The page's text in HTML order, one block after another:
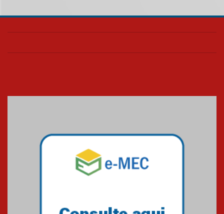
realizará nova edição da Feira
04.08.2026
Mackenzie recepciona os
calouros do segundo semestre